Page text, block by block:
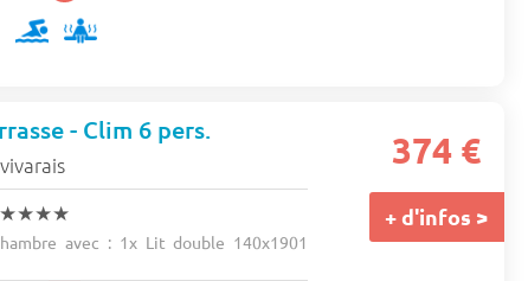
- Clim 6 pers.
★★★★
avec : 1x Lit double 140x1901
374 €
+ d'infos >